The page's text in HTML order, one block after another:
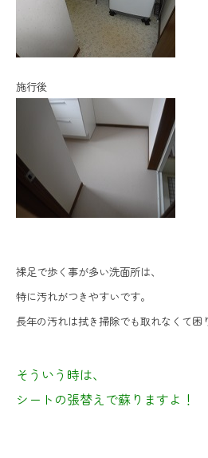
施行後
裸足で歩く事が多い洗面所は、
特に汚れがつきやすいです。
長年の汚れは拭き掃除でも取れなくて困
そういう時は、
シートの張替えで蘇りますよ！